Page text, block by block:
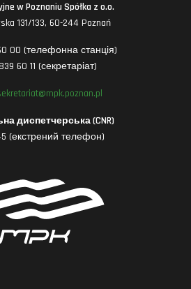
w Poznaniu Spółka z o.o.
131/133, 60-244 Poznań
00 (телефонна станція)
60 11 (секретаріат)
диспетчерська (CNR)
(екстрений телефон)